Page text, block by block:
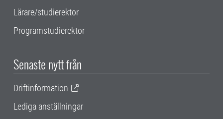
Lärare/studierektor
Programstudierektor
Senaste nytt från
Driftinformation
Lediga anställningar